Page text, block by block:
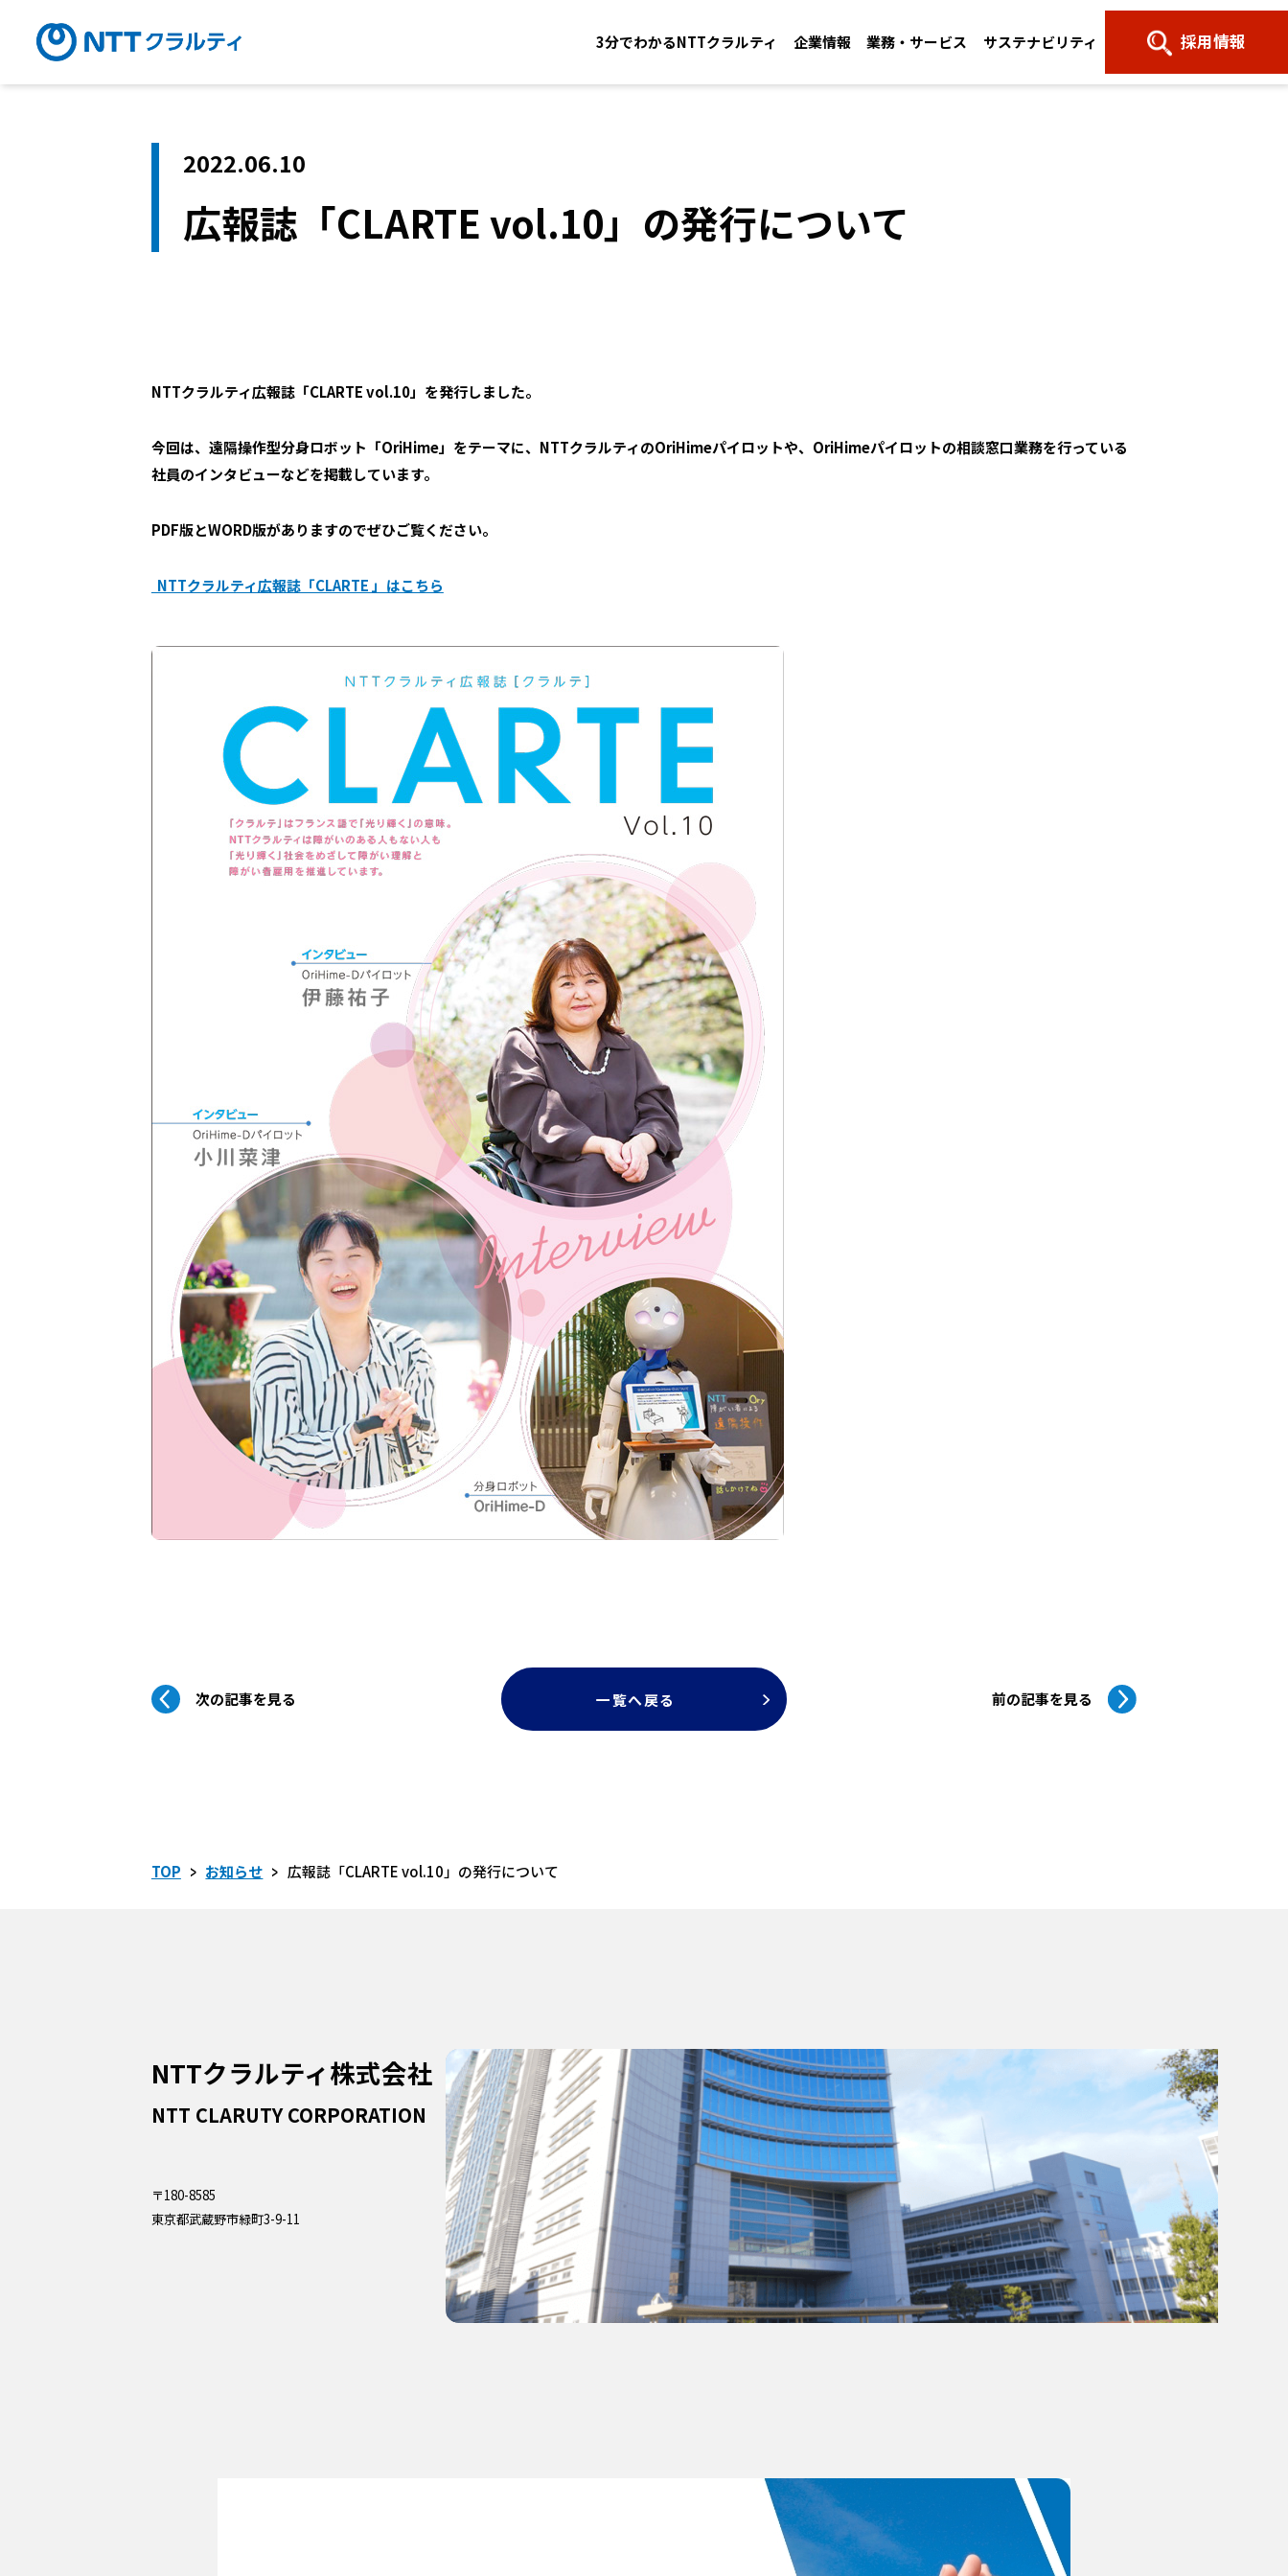
3分でわかるNTTクラルティ 企業情報 業務・サービス サステナビリティ 採用情報
2022.06.10
広報誌「CLARTE vol.10」の発行について
NTTクラルティ広報誌「CLARTE vol.10」を発行しました。
今回は、遠隔操作型分身ロボット「OriHime」をテーマに、NTTクラルティのOriHimeパイロットや、OriHimeパイロットの相談窓口業務を行っている
社員のインタビューなどを掲載しています。
PDF版とWORD版がありますのでぜひご覧ください。
NTTクラルティ広報誌「CLARTE 」はこちら
次の記事を見る 一覧へ戻る 前の記事を見る
TOP > お知らせ > 広報誌「CLARTE vol.10」の発行について
NTTクラルティ株式会社
NTT CLARUTY CORPORATION
〒180-8585
東京都武蔵野市緑町3-9-11